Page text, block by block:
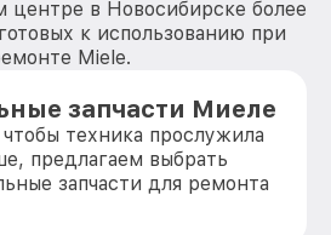
в Новосибирске более
к использованию при
Miele.
запчасти Миеле
техника прослужила
предлагаем выбрать
запчасти для ремонта